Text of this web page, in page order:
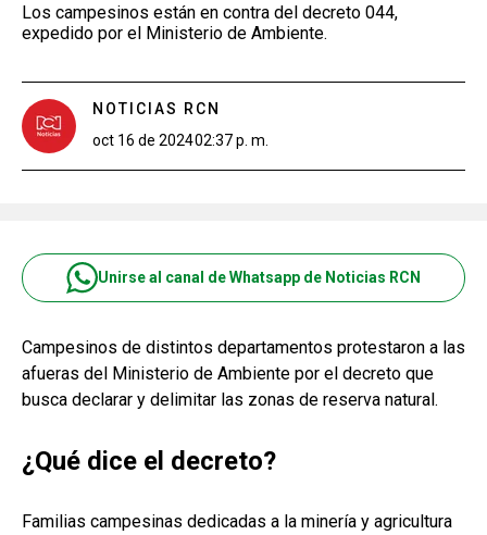
Los campesinos están en contra del decreto 044,
expedido por el Ministerio de Ambiente.
NOTICIAS RCN
oct 16 de 202402:37 p. m.
Unirse al canal de Whatsapp de Noticias RCN
Campesinos de distintos departamentos protestaron a las
afueras del Ministerio de Ambiente por el decreto que
busca declarar y delimitar las zonas de reserva natural.
¿Qué dice el decreto?
Familias campesinas dedicadas a la minería y agricultura